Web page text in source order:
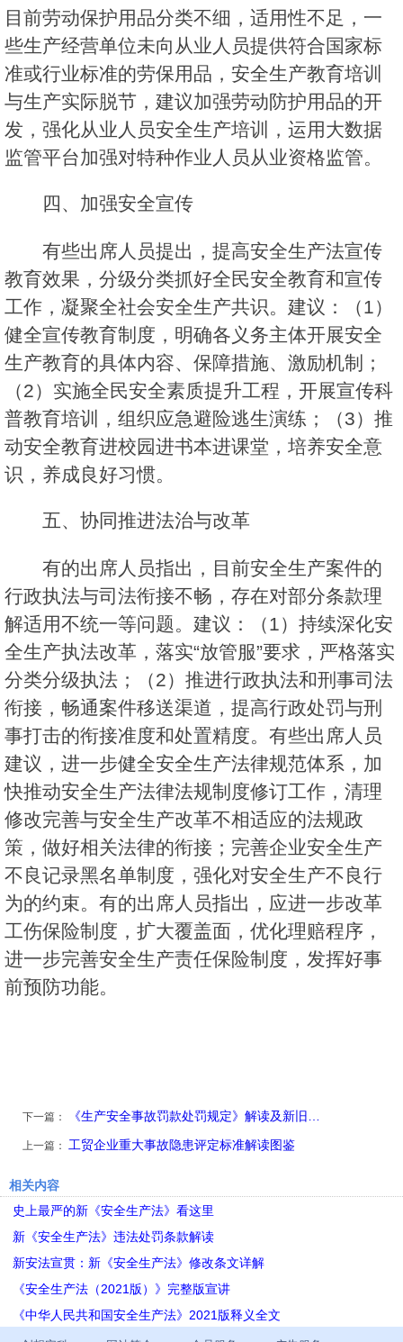
目前劳动保护用品分类不细，适用性不足，一
些生产经营单位未向从业人员提供符合国家标
准或行业标准的劳保用品，安全生产教育培训
与生产实际脱节，建议加强劳动防护用品的开
发，强化从业人员安全生产培训，运用大数据
监管平台加强对特种作业人员从业资格监管。
四、加强安全宣传
有些出席人员提出，提高安全生产法宣传
教育效果，分级分类抓好全民安全教育和宣传
工作，凝聚全社会安全生产共识。建议：（1）
健全宣传教育制度，明确各义务主体开展安全
生产教育的具体内容、保障措施、激励机制；
（2）实施全民安全素质提升工程，开展宣传科
普教育培训，组织应急避险逃生演练；（3）推
动安全教育进校园进书本进课堂，培养安全意
识，养成良好习惯。
五、协同推进法治与改革
有的出席人员指出，目前安全生产案件的
行政执法与司法衔接不畅，存在对部分条款理
解适用不统一等问题。建议：（1）持续深化安
全生产执法改革，落实“放管服”要求，严格落实
分类分级执法；（2）推进行政执法和刑事司法
衔接，畅通案件移送渠道，提高行政处罚与刑
事打击的衔接准度和处置精度。有些出席人员
建议，进一步健全安全生产法律规范体系，加
快推动安全生产法律法规制度修订工作，清理
修改完善与安全生产改革不相适应的法规政
策，做好相关法律的衔接；完善企业安全生产
不良记录黑名单制度，强化对安全生产不良行
为的约束。有的出席人员指出，应进一步改革
工伤保险制度，扩大覆盖面，优化理赔程序，
进一步完善安全生产责任保险制度，发挥好事
前预防功能。
下一篇： 《生产安全事故罚款处罚规定》解读及新旧…
上一篇： 工贸企业重大事故隐患评定标准解读图鉴
相关内容
史上最严的新《安全生产法》看这里
新《安全生产法》违法处罚条款解读
新安法宣贯：新《安全生产法》修改条文详解
《安全生产法（2021版）》完整版宣讲
《中华人民共和国安全生产法》2021版释义全文